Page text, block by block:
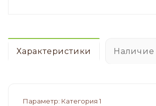
Характеристики Наличие
Параметр: Категория 1